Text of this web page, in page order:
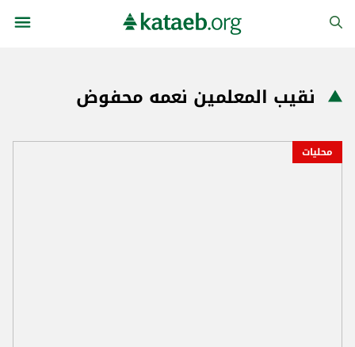
نقيب المعلمين نعمه محفوض
محليات